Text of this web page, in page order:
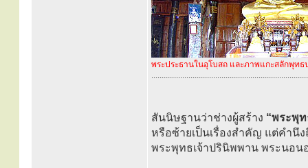
พระประธานในอุโบสถ และภาพแกะสลักพุทธ
............................................................................
สันนิษฐานว่าช่างผู้สร้าง “พระพุ
หรือซ้ายเป็นเรื่องสำคัญ แต่คำนึ
พระพุทธเจ้าปรินิพพาน พระนอน